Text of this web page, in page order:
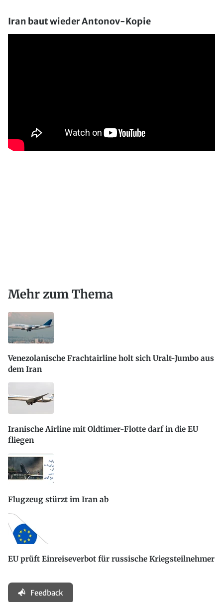
Iran baut wieder Antonov-Kopie
Mehr zum Thema
Venezolanische Frachtairline holt sich Uralt-Jumbo aus
dem Iran
Iranische Airline mit Oldtimer-Flotte darf in die EU
fliegen
Flugzeug stürzt im Iran ab
EU prüft Einreiseverbot für russische Kriegsteilnehmer
Feedback